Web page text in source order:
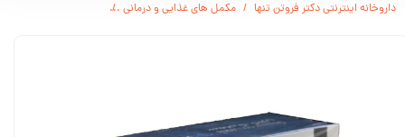
داروخانه اینترنتی دکتر فروتن تنها مکمل های غذایی و درمانی